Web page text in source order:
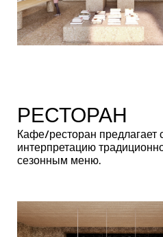
РЕСТОРАН
Кафе/ресторан предлагает
интерпретацию
сезонным меню.